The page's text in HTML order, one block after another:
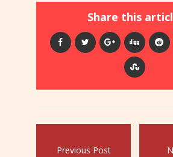
Share this
Previous Post